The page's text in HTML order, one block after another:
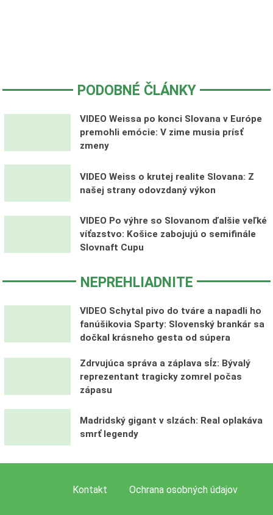
PODOBNÉ ČLÁNKY
VIDEO Weissa po konci Slovana v Európe
premohli emócie: V zime musia prísť
zmeny
VIDEO Weiss o krutej realite Slovana: Z
našej strany odovzdaný výkon
VIDEO Po výhre so Slovanom ďalšie veľké
víťazstvo: Košice zabojujú o semifinále
Slovnaft Cupu
NEPREHLIADNITE
VIDEO Schytal pivo do tváre a napadli ho
fanúšikovia Sparty: Slovenský brankár sa
dočkal krásneho gesta od súpera
Zdrvujúca správa a záplava sĺz: Bývalý
reprezentant tragicky zomrel počas
zápasu
Madridský gigant v slzách: Real oplakáva
smrť legendy
Kontakt Ochrana osobných údajov